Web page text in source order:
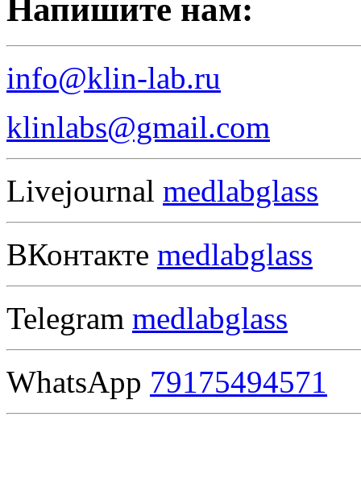
Напишите нам:
info@klin-lab.ru
klinlabs@gmail.com
Livejournal medlabglass
ВКонтакте medlabglass
Telegram medlabglass
WhatsApp 79175494571